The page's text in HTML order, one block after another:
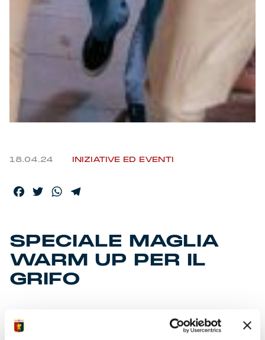
18.04.24 INIZIATIVE ED EVENTI
Facebook
TwitterWhatsApp
SPECIALE MAGLIA
WARM UP PER IL
GRIFO
Giocatori in campo nella fase di riscaldamento, prima
della sfida con la Lazio, con una maglia speciale per